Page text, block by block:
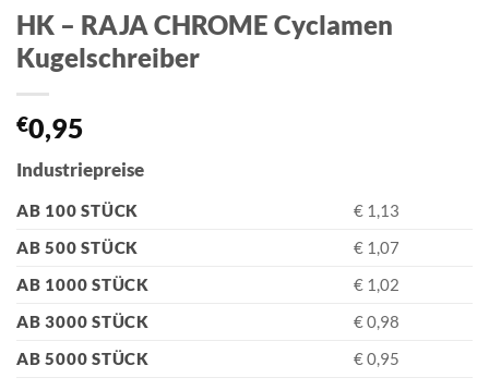
HK – RAJA CHROME Cyclamen
Kugelschreiber
€0,95
Industriepreise
AB 100 STÜCK
€ 1,13
AB 500 STÜCK
€ 1,07
AB 1000 STÜCK
€ 1,02
AB 3000 STÜCK
€ 0,98
AB 5000 STÜCK
€ 0,95